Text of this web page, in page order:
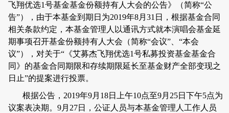
飞翔优选1号基金基金份额持有人大会的公告》（简称“公
告”），由于本基金到期日为2019年8月 31 日，根据基金合同
相关条款约定， 本基金管理人以通讯方式就本演唱会基金延
期事项召开基金份额持有人大会（简称“会议”、“本会
议”）， 对关于“ 《艾募杰飞翔优选1号私募投资基金基金合
同》的基金合同期限和存续期限延长至基金财产全部变现之
日止”的提案进行投票。
根据公告， 2019年9月 18日上午10点至9月 25日下午5点为
议案表决期。 9月 27日，公证人员与本基金管理人工作人员